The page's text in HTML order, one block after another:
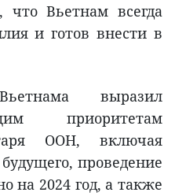
что Вьетнам всегда
и готов внести в
выразил
приоритетам
ООН, включая
проведение
на 2024 год, а также